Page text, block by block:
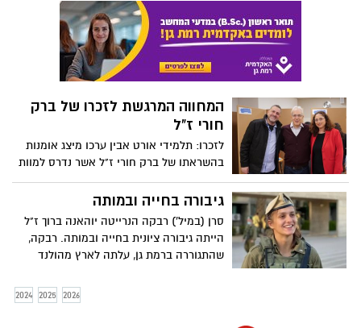
המחווה המרגשת לזכרו של ברק
חורי ז"ל
לזכרו: תלמידי אורט אבין ערכו מיצג אומנות
בהשראתו של ברק חורי ז"ל אשר נדרס למוות
על ידי נהג שיכור לפני שלוש שנים
גיבורה בחייה ובמותה
סרן (במיל') רבקה הנרייטה יוהאנה ברוך ז"ל
הייתה גיבורה ציונית בחייה ובמותה. רבקה,
שהתגוררה ברמת גן, עלתה לארץ מהולנד
2024 2025 2026